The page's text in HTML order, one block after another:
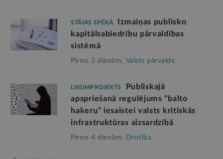
STĀJAS SPĒKĀ
Izmaiņas publisko
kapitālsabiedrību pārvaldības
sistēmā
Pirms 3 dienām, Valsts pārvalde
LIKUMPROJEKTS
Publiskajā
apspriešanā regulējums “balto
hakeru” iesaistei valsts kritiskās
infrastruktūras aizsardzībā
Pirms 4 dienām, Drošība